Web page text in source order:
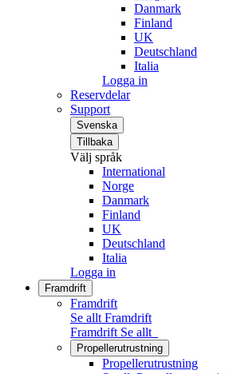
Danmark
Finland
UK
Deutschland
Italia
Logga in
Reservdelar
Support
Svenska
Tillbaka
Välj språk
International
Norge
Danmark
Finland
UK
Deutschland
Italia
Logga in
Framdrift
Framdrift
Se allt Framdrift
Framdrift Se allt
Propellerutrustning
Propellerutrustning